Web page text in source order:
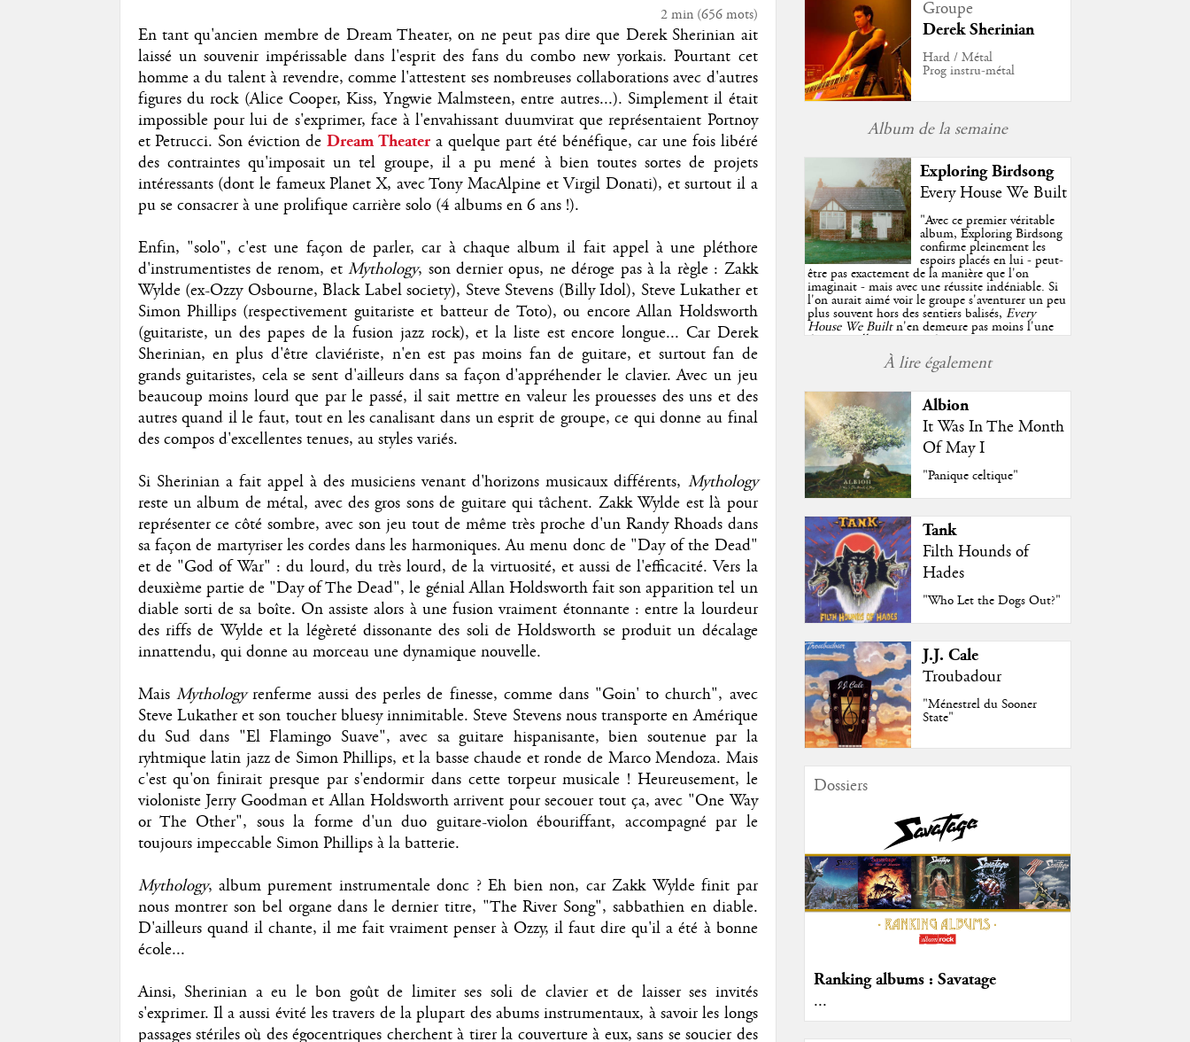
2 min(656mots)
En tant qu'ancien membre de Dream Theater, on ne peut pas dire que Derek Sherinian ait
laissé un souvenir impérissable dans l'esprit des fans du combo new yorkais. Pourtant cet
homme a du talent à revendre, comme l'attestent ses nombreuses collaborations avec d'autres
figures du rock (Alice Cooper, Kiss, Yngwie Malmsteen, entre autres...). Simplement il était
impossible pour lui de s'exprimer, face à l'envahissant duumvirat que représentaient Portnoy
et Petrucci. Son éviction de Dream Theatera quelque part été bénéfique, car une fois libéré
des contraintes qu'imposait un tel groupe, il a pu mené à bien toutes sortes de projets
intéressants (dont le fameux Planet X, avec Tony MacAlpine et Virgil Donati), et surtout il a
pu se consacrer à une prolifique carrière solo (4 albums en 6 ans !).
Enfin, "solo", c'est une façon de parler, car à chaque album il fait appel à une pléthore
d'instrumentistes de renom, etMythology, son dernier opus, ne déroge pas à la règle : Zakk
Wylde (ex-Ozzy Osbourne, Black Label society), Steve Stevens (Billy Idol), Steve Lukather et
Simon Phillips (respectivement guitariste et batteur de Toto), ou encore Allan Holdsworth
(guitariste, un des papes de la fusion jazz rock), et la liste est encore longue... Car Derek
Sherinian, en plus d'être claviériste, n'en est pas moins fan de guitare, et surtout fan de
grands guitaristes, cela se sent d'ailleurs dans sa façon d'appréhender le clavier. Avec un jeu
beaucoup moins lourd que par le passé, il sait mettre en valeur les prouesses des uns et des
autres quand il le faut, tout en les canalisant dans un esprit de groupe, ce qui donne au final
des compos d'excellentes tenues, au styles variés.
Si Sherinian a fait appel à des musiciens venant d'horizons musicaux différents, Mythology
reste un album de métal, avec des gros sons de guitare qui tâchent. Zakk Wylde est là pour
représenter ce côté sombre, avec son jeu tout de même très proche d'un Randy Rhoads dans
sa façon de martyriser les cordes dans les harmoniques. Au menu donc de "Day of the Dead"
et de "God of War" : du lourd, du très lourd, de la virtuosité, et aussi de l'efficacité. Vers la
deuxième partie de "Day of The Dead", le génial Allan Holdsworth fait son apparition tel un
diable sorti de sa boîte. On assiste alors à une fusion vraiment étonnante : entre la lourdeur
des riffs de Wylde et la légèreté dissonante des soli de Holdsworth se produit un décalage
innattendu, qui donne au morceau une dynamique nouvelle.
Mais Mythologyrenferme aussi des perles de finesse, comme dans "Goin' to church", avec
Steve Lukather et son toucher bluesy innimitable. Steve Stevens nous transporte en Amérique
du Sud dans "El Flamingo Suave", avec sa guitare hispanisante, bien soutenue par la
ryhtmique latin jazz de Simon Phillips, et la basse chaude et ronde de Marco Mendoza. Mais
c'est qu'on finirait presque par s'endormir dans cette torpeur musicale ! Heureusement, le
violoniste Jerry Goodman et Allan Holdsworth arrivent pour secouer tout ça, avec "One Way
or The Other", sous la forme d'un duo guitare-violon ébouriffant, accompagné par le
toujours impeccable Simon Phillips à la batterie.
Mythology, album purement instrumentale donc ? Eh bien non, car Zakk Wylde finit par
nous montrer son bel organe dans le dernier titre, "The River Song", sabbathien en diable.
D'ailleurs quand il chante, il me fait vraiment penser à Ozzy, il faut dire qu'il a été à bonne
école...
Ainsi, Sherinian a eu le bon goût de limiter ses soli de clavier et de laisser ses invités
s'exprimer. Il a aussi évité les travers de la plupart des abums instrumentaux, à savoir les longs
passages stériles où des égocentriques cherchent à tirer la couverture à eux, sans se soucier des
Groupe
Derek Sherinian
Hard / Métal
Prog instru-métal
Album de la semaine
Exploring Birdsong
Every House We Built
"Avec ce premier véritable
album, Exploring Birdsong
confirme pleinement les
espoirs placés en lui - peut-
être pas exactement de la manière que l'on
imaginait - mais avec une réussite indéniable. Si
l'on aurait aimé voir le groupe s'aventurer un peu
plus souvent hors des sentiers balisés,Every
House We Builtn'en demeure pas moins l'une
des très belles surprises de cette année, porté par
plusieurs morceaux qui trouveront sans difficulté
une place de choix dans vos playlists estivales.
À lire également
Albion
It Was In The Month
Of May I
"Panique celtique"
Tank
Filth Hounds of
Hades
"Who Let the Dogs Out?"
J.J. Cale
Troubadour
"Ménestrel du Sooner
State"
Dossiers
Ranking albums : Savatage
...